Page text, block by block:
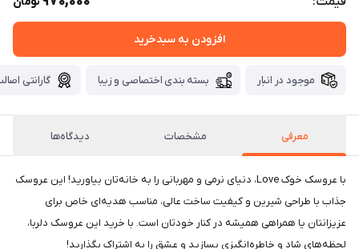
افزودن به سبدخرید
موجود در انبار بسته بندی اختصاصی و زیبا گارانتی
معرفی مشخصات دیدگاه‌ها
با عروسک خوک Love، دنیای نرمی و مهربانی را به خانه‌تان بیاورید! این عروسک
جذاب با طراحی شیرین و کیفیت ساخت عالی، مناسب هدیه‌ای خاص برای
عزیزانتان یا همراهی همیشه‌ در کنار خودتان است. با خرید این عروسک دلربا،
لحظه‌های شاد و خاطره‌انگیزی بسازید و عشق را به اشتراک بگذارید!